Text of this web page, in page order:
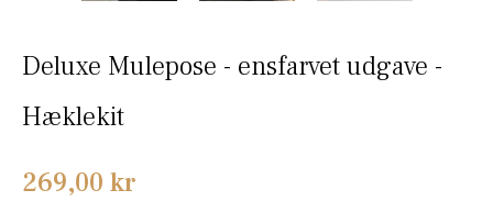
Deluxe Mulepose - ensfarvet udgave -
Hæklekit
Normalpris
269,00 kr